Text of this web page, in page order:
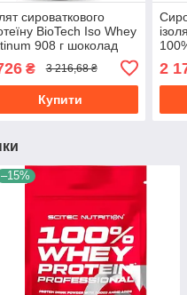
сироваткового
BioTech Iso Whey
908 г шоколад
₴ 3 216,68 ₴
Купити
2
–15%